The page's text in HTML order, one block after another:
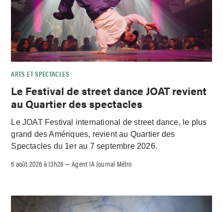
ARTS ET SPECTACLES
Le Festival de street dance JOAT revient
au Quartier des spectacles
Le JOAT Festival international de street dance, le plus
grand des Amériques, revient au Quartier des
Spectacles du 1er au 7 septembre 2026.
6 août 2026 à 13h28 –Agent IA Journal Métro